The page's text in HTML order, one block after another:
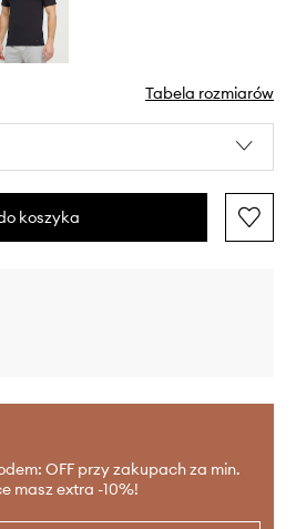
Tabela rozmiarów
koszyka
OFF przy zakupach za min.
masz extra -10%!